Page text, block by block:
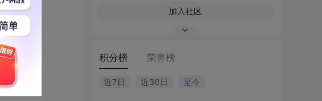
加入社区
积分榜 荣誉榜
近7日 近30日 至今